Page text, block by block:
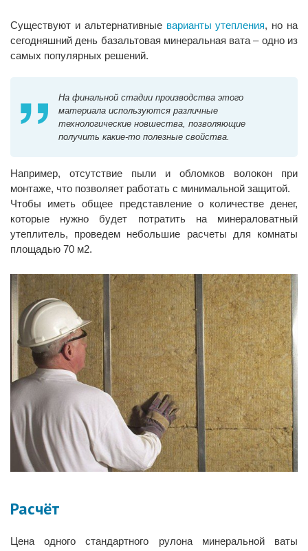
Существуют и альтернативные варианты утепления, но на
сегодняшний день базальтовая минеральная вата – одно из
самых популярных решений.
На финальной стадии производства этого
материала используются различные
технологические новшества, позволяющие
получить какие-то полезные свойства.
Например, отсутствие пыли и обломков волокон при
монтаже, что позволяет работать с минимальной защитой.
Чтобы иметь общее представление о количестве денег,
которые нужно будет потратить на минераловатный
утеплитель, проведем небольшие расчеты для комнаты
площадью 70 м2.
Расчёт
Цена одного стандартного рулона минеральной ваты